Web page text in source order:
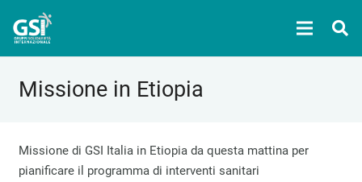
Missione in Etiopia
Missione di GSI Italia in Etiopia da questa mattina per
pianificare il programma di interventi sanitari